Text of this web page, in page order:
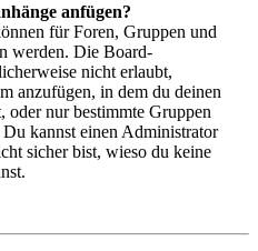
anfügen?
für Foren, Gruppen und
werden. Die Board-
nicht erlaubt,
anzufügen, in dem du deinen
oder nur bestimmte Gruppen
kannst einen Administrator
sicher bist, wieso du keine